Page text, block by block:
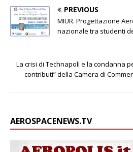
PREVIOUS
MIUR. Progettazione
nazionale tra studenti
La crisi di Technapoli e la condanna
contributi” della Camera di
AEROSPACENEWS.TV